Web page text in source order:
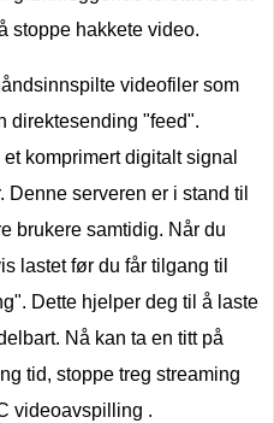
stoppe hakkete video.
videofiler som
direktesending "feed".
komprimert digitalt signal
serveren er i stand til
brukere samtidig. Når du
lastet før du får tilgang til
Dette hjelper deg til å laste
Nå kan ta en titt på
tid, stoppe treg streaming
videoavspilling .